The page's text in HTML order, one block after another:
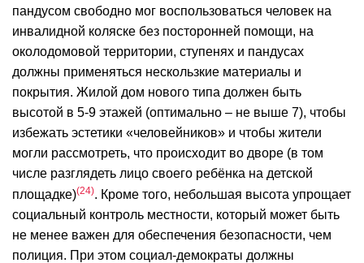
пандусом свободно мог воспользоваться человек на
инвалидной коляске без посторонней помощи, на
околодомовой территории, ступенях и пандусах
должны применяться нескользкие материалы и
покрытия. Жилой дом нового типа должен быть
высотой в 5-9 этажей (оптимально – не выше 7), чтобы
избежать эстетики «человейников» и чтобы жители
могли рассмотреть, что происходит во дворе (в том
числе разглядеть лицо своего ребёнка на детской
площадке) 24 . Кроме того, небольшая высота упрощает
социальный контроль местности, который может быть
не менее важен для обеспечения безопасности, чем
полиция. При этом социал-демократы должны